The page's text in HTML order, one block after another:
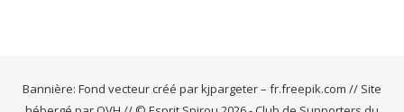
Bannière: Fond vecteur créé par kjpargeter – fr.freepik.com // Site